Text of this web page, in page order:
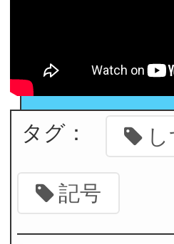
タグ： し
記号